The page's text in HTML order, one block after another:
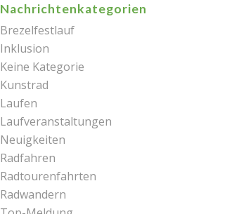
Nachrichtenkategorien
Brezelfestlauf
Inklusion
Keine Kategorie
Kunstrad
Laufen
Laufveranstaltungen
Neuigkeiten
Radfahren
Radtourenfahrten
Radwandern